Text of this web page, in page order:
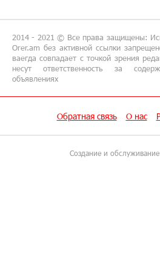
Предателя Пашиняна
18:38:14 8-07-2026
Глава МИД
соглашения между
2014 - 2021 © Все права защищены:
Orer.am без активной ссылки
ваегда совпадает с точкой зрения
несут ответственность за
объявлениях
Обратная связь О нас
Создание и